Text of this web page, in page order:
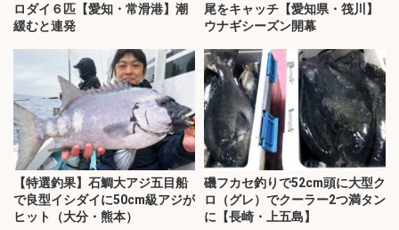
ロダイ６匹【愛知・常滑港】潮
緩むと連発
尾をキャッチ【愛知県・筏川】
ウナギシーズン開幕
【特選釣果】石鯛大アジ五目船
で良型イシダイに50cm級アジが
ヒット（大分・熊本）
磯フカセ釣りで52cm頭に大型ク
ロ（グレ）でクーラー2つ満タン
に【長崎・上五島】